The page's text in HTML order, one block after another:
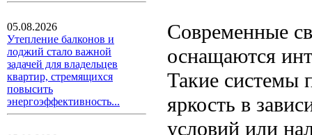
05.08.2026
Утепление балконов и
лоджий стало важной
задачей для владельцев
квартир, стремящихся
повысить
энергоэффективность...
Современные
оснащаются
Такие системы
яркость в
условий или